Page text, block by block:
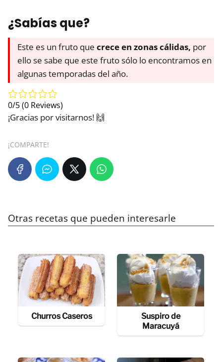
¿Sabías que?
Este es un fruto que crece en zonas cálidas, por
ello se sabe que este fruto sólo lo encontramos en
algunas temporadas del año.
0/5(0 Reviews)
¡Gracias por visitarnos! 🙌
¡COMPARTE!
Otras recetas que pueden interesarle
Churros Caseros
Suspiro de
Maracuyá